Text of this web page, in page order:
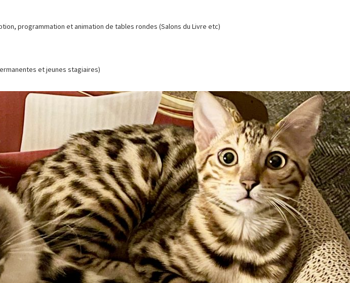
programmation et animation de tables rondes (Salons du Livre etc)
et jeunes stagiaires)